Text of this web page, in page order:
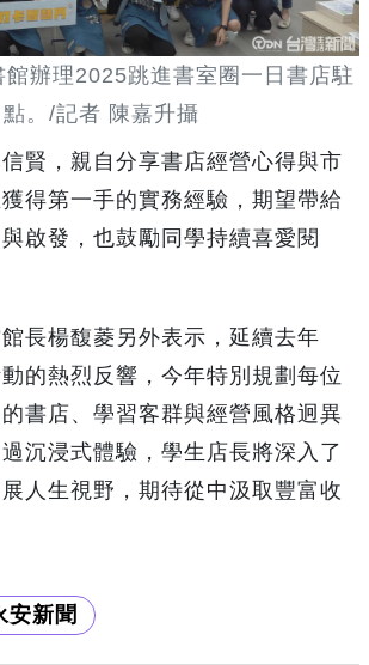
辦理2025跳進書室圈一日書店駐
點。/記者 陳嘉升攝
賢，親自分享書店經營心得與市
得第一手的實務經驗，期望帶給
啟發，也鼓勵同學持續喜愛閱
長楊馥菱另外表示，延續去年
動的熱烈反響，今年特別規劃每位
書店、學習客群與經營風格迥異
沉浸式體驗，學生店長將深入了
人生視野，期待從中汲取豐富收
安新聞